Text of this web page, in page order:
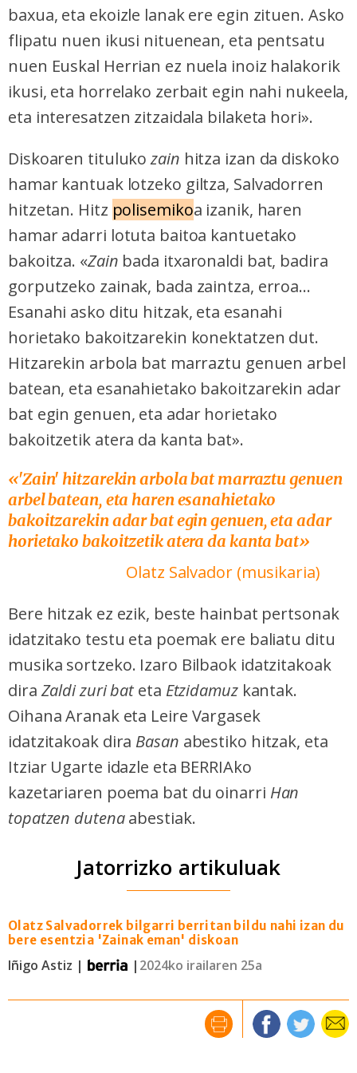
baxua, eta ekoizle lanak ere egin zituen. Asko
flipatu nuen ikusi nituenean, eta pentsatu
nuen Euskal Herrian ez nuela inoiz halakorik
ikusi, eta horrelako zerbait egin nahi nukeela,
eta interesatzen zitzaidala bilaketa hori».
Diskoaren titulukozain hitza izan da diskoko
hamar kantuak lotzeko giltza, Salvadorren
hitzetan. Hitz polisemikoa izanik, haren
hamar adarri lotuta baitoa kantuetako
bakoitza. «Zain bada itxaronaldi bat, badira
gorputzeko zainak, bada zaintza, erroa...
Esanahi asko ditu hitzak, eta esanahi
horietako bakoitzarekin konektatzen dut.
Hitzarekin arbola bat marraztu genuen arbel
batean, eta esanahietako bakoitzarekin adar
bat egin genuen, eta adar horietako
bakoitzetik atera da kanta bat».
«'Zain' hitzarekin arbola bat marraztu genuen
arbel batean, eta haren esanahietako
bakoitzarekin adar bat egin genuen, eta adar
horietako bakoitzetik atera da kanta bat»
Olatz Salvador (musikaria)
Bere hitzak ez ezik, beste hainbat pertsonak
idatzitako testu eta poemak ere baliatu ditu
musika sortzeko. Izaro Bilbaok idatzitakoak
dira Zaldi zuri bat eta Etzidamuzkantak.
Oihana Aranak eta Leire Vargasek
idatzitakoak dira Basan abestiko hitzak, eta
Itziar Ugarte idazle eta BERRIAko
kazetariaren poema bat du oinarri Han
topatzen dutenaabestiak.
Jatorrizko artikuluak
Olatz Salvadorrek bilgarri berritan bildu nahi izan du
bere esentzia 'Zainak eman' diskoan
Iñigo Astiz | | 2024ko irailaren 25a